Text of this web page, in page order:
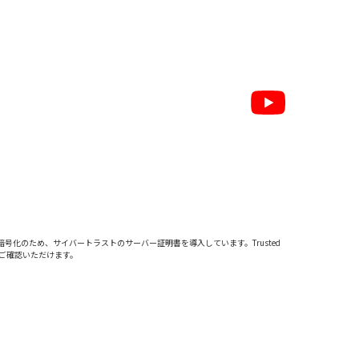
号化のため、サイバートラストのサーバー証明書を導入しています。Trusted
認いただけます。